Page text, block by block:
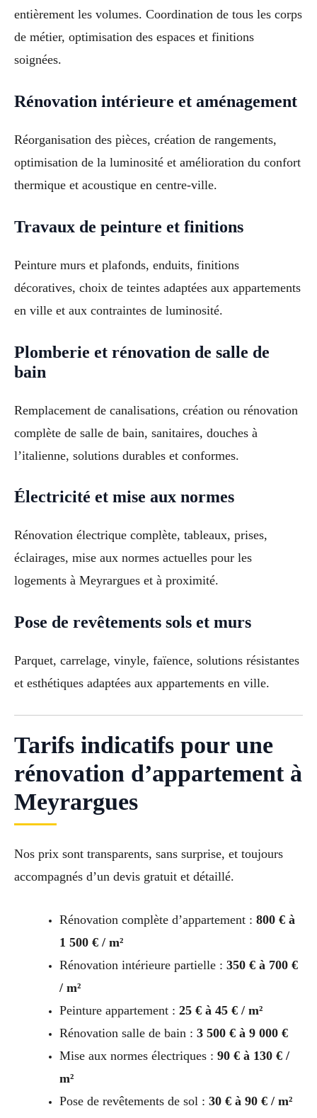
entièrement les volumes. Coordination de tous les corps
de métier, optimisation des espaces et finitions
soignées.
Rénovation intérieure et aménagement
Réorganisation des pièces, création de rangements,
optimisation de la luminosité et amélioration du confort
thermique et acoustique en centre-ville.
Travaux de peinture et finitions
Peinture murs et plafonds, enduits, finitions
décoratives, choix de teintes adaptées aux appartements
en ville et aux contraintes de luminosité.
Plomberie et rénovation de salle de
bain
Remplacement de canalisations, création ou rénovation
complète de salle de bain, sanitaires, douches à
l’italienne, solutions durables et conformes.
Électricité et mise aux normes
Rénovation électrique complète, tableaux, prises,
éclairages, mise aux normes actuelles pour les
logements à Meyrargues et à proximité.
Pose de revêtements sols et murs
Parquet, carrelage, vinyle, faïence, solutions résistantes
et esthétiques adaptées aux appartements en ville.
Tarifs indicatifs pour une
rénovation d’appartement à
Meyrargues
Nos prix sont transparents, sans surprise, et toujours
accompagnés d’un devis gratuit et détaillé.
Rénovation complète d’appartement : 800 € à
1 500 € / m²
Rénovation intérieure partielle : 350 € à 700 €
/ m²
Peinture appartement : 25 € à 45 € / m²
Rénovation salle de bain : 3 500 € à 9 000 €
Mise aux normes électriques : 90 € à 130 € /
m²
Pose de revêtements de sol : 30 € à 90 € / m²